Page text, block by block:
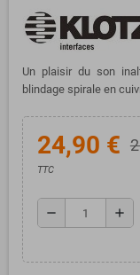
Un plaisir du son
blindage spirale en
24,90 €
TTC
remove add